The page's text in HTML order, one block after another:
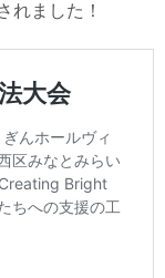
れました！